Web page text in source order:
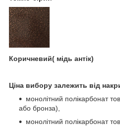
Коричневий( мідь антік)
Ціна вибору залежить від
монолітний полікарбонат
або бронза),
монолітний полікарбонат